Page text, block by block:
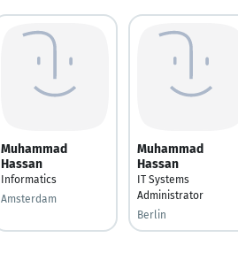
Muhammad
Hassan
Informatics
Amsterdam
Muhammad
Hassan
IT Systems
Administrator
Berlin